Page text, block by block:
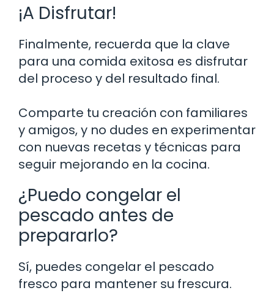
¡A Disfrutar!
Finalmente, recuerda que la clave
para una comida exitosa es disfrutar
del proceso y del resultado final.
Comparte tu creación con familiares
y amigos, y no dudes en experimentar
con nuevas recetas y técnicas para
seguir mejorando en la cocina.
¿Puedo congelar el
pescado antes de
prepararlo?
Sí, puedes congelar el pescado
fresco para mantener su frescura.